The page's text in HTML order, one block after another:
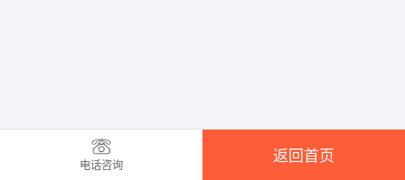
电话咨询
返回首页